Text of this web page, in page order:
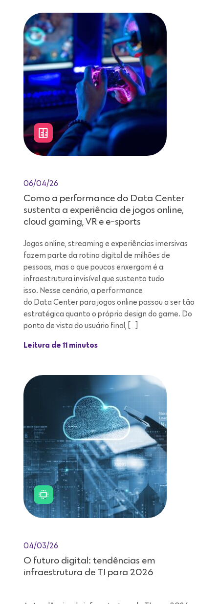
06/04/26
Como a performance do Data Center
sustenta a experiência de jogos online,
cloud gaming, VR e e-sports
Jogos online, streaming e experiências imersivas
fazem parte da rotina digital de milhões de
pessoas, mas o que poucos enxergam é a
infraestrutura invisível que sustenta tudo
isso. Nesse cenário, a performance
do Data Center para jogos online passou a ser tão
estratégica quanto o próprio design do game. Do
ponto de vista do usuário final, […]
Leitura de 11 minutos
04/03/26
O futuro digital: tendências em
infraestrutura de TI para 2026